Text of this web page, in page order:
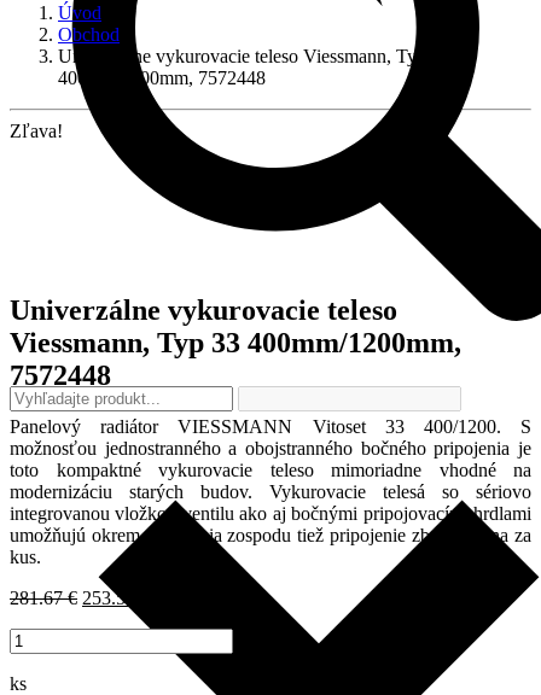
Úvod
Obchod
Univerzálne vykurovacie teleso Viessmann, Typ 33
400mm/1200mm, 7572448
Zľava!
Univerzálne vykurovacie teleso
Viessmann, Typ 33 400mm/1200mm,
7572448
Panelový radiátor VIESSMANN Vitoset 33 400/1200. S
možnosťou jednostranného a obojstranného bočného pripojenia je
toto kompaktné vykurovacie teleso mimoriadne vhodné na
modernizáciu starých budov. Vykurovacie telesá so sériovo
integrovanou vložkou ventilu ako aj bočnými pripojovacími hrdlami
umožňujú okrem pripojenia zospodu tiež pripojenie zboku. Cena za
kus.
281.67€ Pôvodná
253.50
253.50 €.
množstvo
Univerzálne
vykurovacie
ks